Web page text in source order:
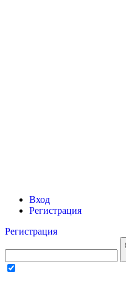
Вход
Регистрация
Регистрация